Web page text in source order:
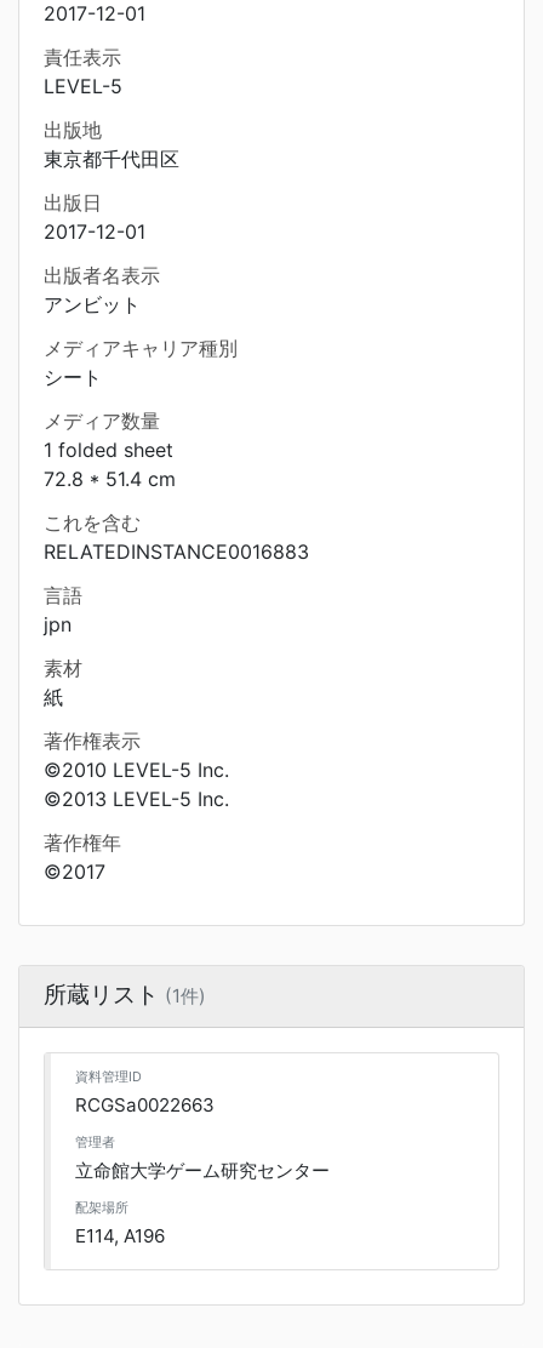
2017-12-01
責任表示
LEVEL-5
出版地
東京都千代田区
出版日
2017-12-01
出版者名表示
アンビット
メディアキャリア種別
シート
メディア数量
1 folded sheet
72.8 * 51.4 cm
これを含む
RELATEDINSTANCE0016883
言語
jpn
素材
紙
著作権表示
©2010 LEVEL-5 Inc.
©2013 LEVEL-5 Inc.
著作権年
©2017
所蔵リスト (1件)
資料管理ID
RCGSa0022663
管理者
立命館大学ゲーム研究センター
配架場所
E114, A196